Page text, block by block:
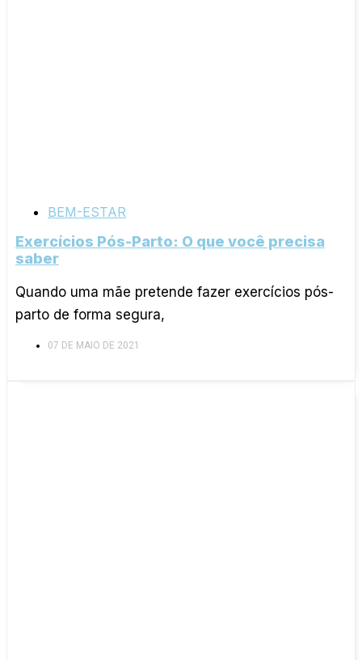
BEM-ESTAR
Exercícios Pós-Parto: O que você precisa
saber
Quando uma mãe pretende fazer exercícios pós-
parto de forma segura,
07 DE MAIO DE 2021